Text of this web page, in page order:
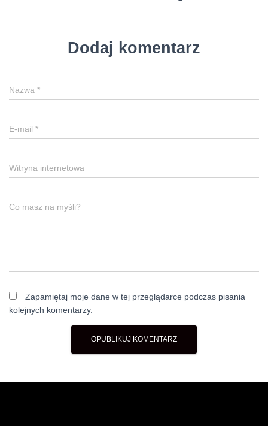
Dodaj komentarz
Nazwa *
E-mail *
Witryna internetowa
Co masz na myśli?
Zapamiętaj moje dane w tej przeglądarce podczas pisania
kolejnych komentarzy.